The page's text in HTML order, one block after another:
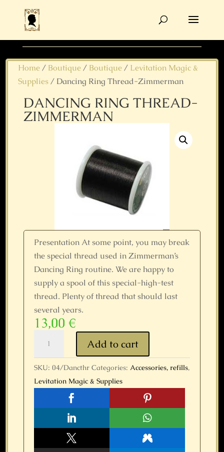
Home/ Boutique/ Boutique/ Levitation Magic &
Supplies/ Dancing Ring Thread-Zimmerman
DANCING RING THREAD-
ZIMMERMAN
Presentation At some point, you may break
the special thread used in Zimmerman’s
Dancing Ring routine. We are happy to
supply a spool of this special-high-test
thread. Plenty of thread that should last
several years.
13,00 €
Thread-
Zimmerman
quantity
Add to cart
SKU: 04/Dancthr Categories: Accessories, refills,
Levitation Magic & Supplies




